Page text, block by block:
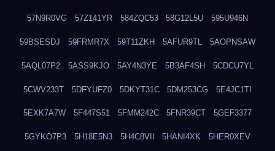
57N9R0VG 57Z141YR 584ZQC53 58G12L5U 595U946N
59BSESDJ 59FRMR7X 59T11ZKH 5AFUR9TL 5AOPNSAW
5AQL07P2 5ASS9KJO 5AY4N3YE 5B3AF4SH 5CDCU7YL
5CWV233T 5DFYUFZ0 5DKYT31C 5DM253CG 5E4JC1TI
5EXK7A7W 5F447S51 5FMM242C 5FNR39CT 5GEF3377
5GYKO7P3 5H18E5N3 5H4C8VII 5HANI4XK 5HER0XEV